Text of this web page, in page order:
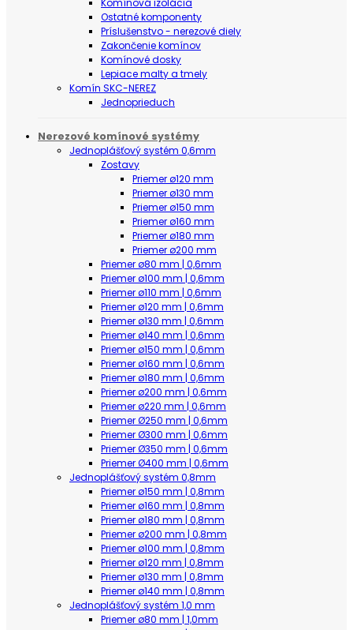
Komínová izolácia
Ostatné komponenty
Príslušenstvo - nerezové diely
Zakončenie komínov
Komínové dosky
Lepiace malty a tmely
Komín SKC-NEREZ
Jednoprieduch
Nerezové komínové systémy
Jednoplášťový systém 0,6mm
Zostavy
Priemer ø120 mm
Priemer ø130 mm
Priemer ø150 mm
Priemer ø160 mm
Priemer ø180 mm
Priemer ø200 mm
Priemer ø80 mm | 0,6mm
Priemer ø100 mm | 0,6mm
Priemer ø110 mm | 0,6mm
Priemer ø120 mm | 0,6mm
Priemer ø130 mm | 0,6mm
Priemer ø140 mm | 0,6mm
Priemer ø150 mm | 0,6mm
Priemer ø160 mm | 0,6mm
Priemer ø180 mm | 0,6mm
Priemer ø200 mm | 0,6mm
Priemer ø220 mm | 0,6mm
Priemer Ø250 mm | 0,6mm
Priemer Ø300 mm | 0,6mm
Priemer Ø350 mm | 0,6mm
Priemer Ø400 mm | 0,6mm
Jednoplášťový systém 0,8mm
Priemer ø150 mm | 0,8mm
Priemer ø160 mm | 0,8mm
Priemer ø180 mm | 0,8mm
Priemer ø200 mm | 0,8mm
Priemer ø100 mm | 0,8mm
Priemer ø120 mm | 0,8mm
Priemer ø130 mm | 0,8mm
Priemer ø140 mm | 0,8mm
Jednoplášťový systém 1,0 mm
Priemer ø80 mm | 1,0mm